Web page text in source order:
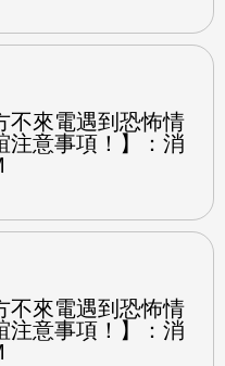
不來電遇到恐怖情
注意事項！】：消
不來電遇到恐怖情
注意事項！】：消